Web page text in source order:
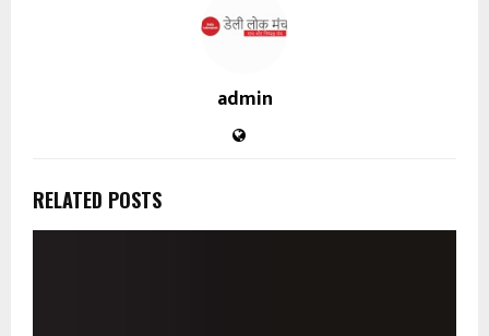
admin
RELATED POSTS